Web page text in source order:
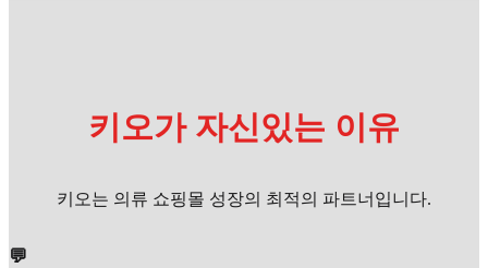
키오가 자신있는 이유
키오는 의류 쇼핑몰 성장의 최적의 파트너입니다.
💬